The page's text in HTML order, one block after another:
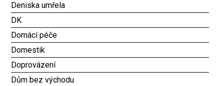
Deniska umřela
DK
Domácí péče
Domestik
Doprovázení
Dům bez východu